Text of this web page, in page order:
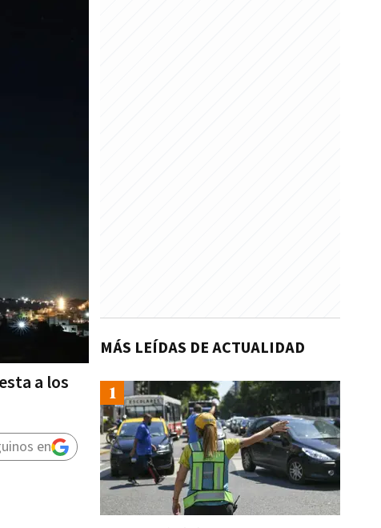
a los
en
MÁS LEÍDAS DE ACTUALIDAD